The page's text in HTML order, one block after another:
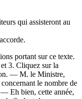
qui assisteront au
portant sur ce texte.
3. Cliquez sur la
— M. le Ministre,
le nombre de
— Eh bien, cette année,